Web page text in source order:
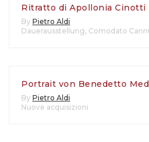
Ritratto di Apollonia Cinotti
By Pietro Aldi
Dauerausstellung, Comodato
Portrait von Benedetto
By Pietro Aldi
Nuove acquisizioni